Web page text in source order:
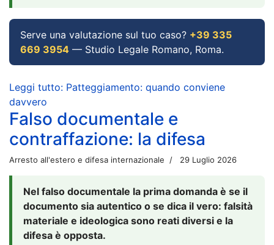
Serve una valutazione sul tuo caso? +39 335
669 3954 — Studio Legale Romano, Roma.
Leggi tutto: Patteggiamento: quando conviene
davvero
Falso documentale e
contraffazione: la difesa
Arresto all'estero e difesa internazionale 29 Luglio 2026
Nel falso documentale la prima domanda è se il
documento sia autentico o se dica il vero: falsità
materiale e ideologica sono reati diversi e la
difesa è opposta.